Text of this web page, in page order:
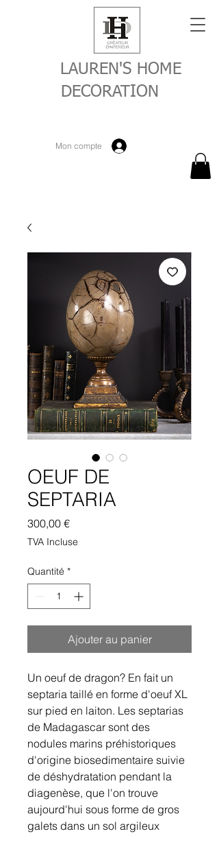
LAUREN'S HOME
DECORATION
Mon compte
OEUF DE
SEPTARIA
300,00 €Prix
TVA Incluse
Quantité *
Ajouter au panier
Un oeuf de dragon? En fait un
septaria taillé en forme d'oeuf XL
sur pied en laiton. Les septarias
de Madagascar sont des
nodules marins préhistoriques
d'origine biosedimentaire suivie
de déshydratation pendant la
diagenèse, que l'on trouve
aujourd'hui sous forme de gros
galets dans un sol argileux